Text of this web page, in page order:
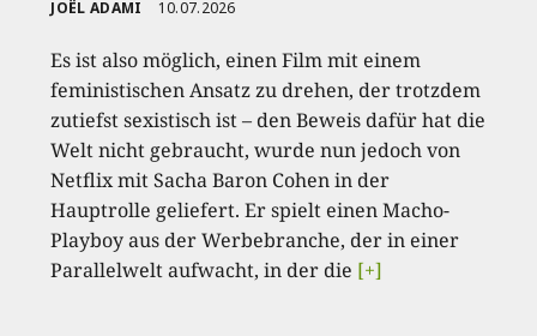
JOËL ADAMI 10.07.2026
Es ist also möglich, einen Film mit einem
feministischen Ansatz zu drehen, der trotzdem
zutiefst sexistisch ist – den Beweis dafür hat die
Welt nicht gebraucht, wurde nun jedoch von
Netflix mit Sacha Baron Cohen in der
Hauptrolle geliefert. Er spielt einen Macho-
Playboy aus der Werbebranche, der in einer
Parallelwelt aufwacht, in der die [+]